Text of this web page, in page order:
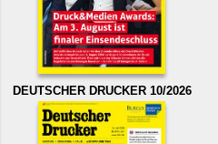
DEUTSCHER DRUCKER 10/2026